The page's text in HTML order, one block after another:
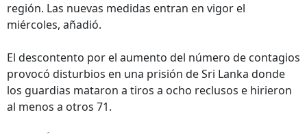
región. Las nuevas medidas entran en vigor el
miércoles, añadió.
El descontento por el aumento del número de contagios
provocó disturbios en una prisión de Sri Lanka donde
los guardias mataron a tiros a ocho reclusos e hirieron
al menos a otros 71.